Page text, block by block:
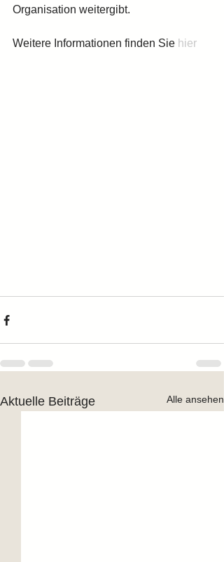
Organisation weitergibt.
Weitere Informationen finden Sie hier
Aktuelle Beiträge Alle ansehen